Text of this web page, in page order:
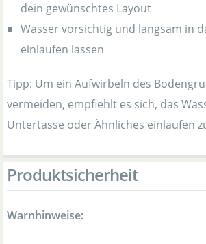
dein gewünschtes Layout
Wasser vorsichtig und langsam in
einlaufen lassen
Tipp: Um ein Aufwirbeln des
vermeiden, empfiehlt es sich, das
Untertasse oder Ähnliches einlaufen
Produktsicherheit
Warnhinweise: